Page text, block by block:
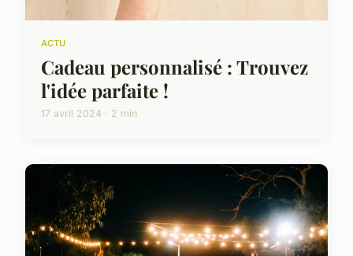
ACTU
Cadeau personnalisé : Trouvez
l'idée parfaite !
17 avril 2024 · 2 min